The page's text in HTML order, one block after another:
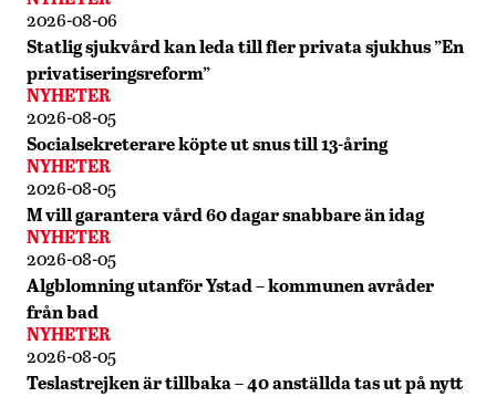
2026-08-06
Statlig sjukvård kan leda till fler privata sjukhus ”En
privatiseringsreform”
NYHETER
2026-08-05
Socialsekreterare köpte ut snus till 13-åring
NYHETER
2026-08-05
M vill garantera vård 60 dagar snabbare än idag
NYHETER
2026-08-05
Algblomning utanför Ystad – kommunen avråder
från bad
NYHETER
2026-08-05
Teslastrejken är tillbaka – 40 anställda tas ut på nytt